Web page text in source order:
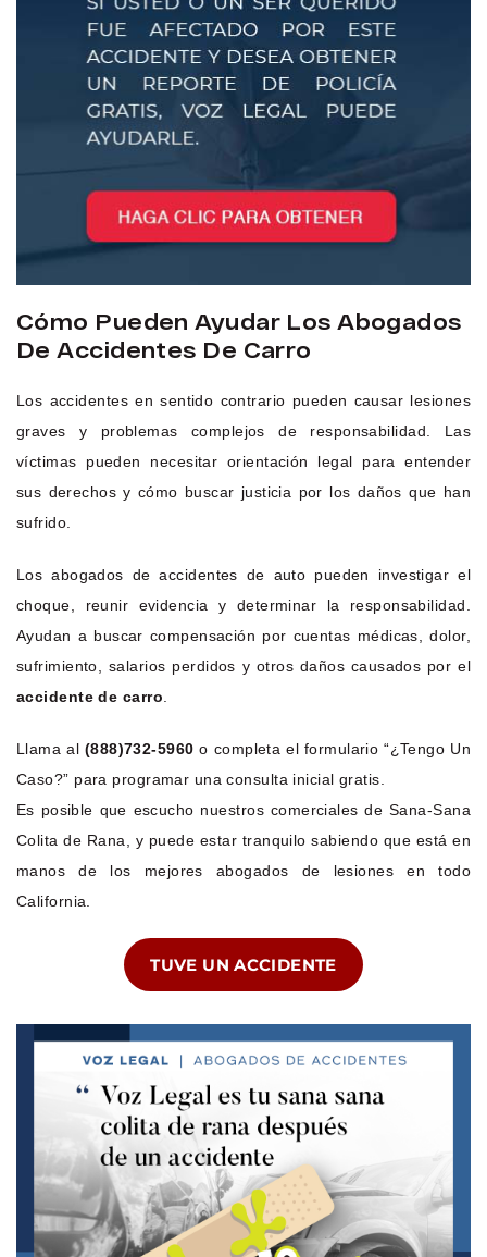
Cómo Pueden Ayudar Los Abogados
De Accidentes De Carro
Los accidentes en sentido contrario pueden causar lesiones
graves y problemas complejos de responsabilidad. Las
víctimas pueden necesitar orientación legal para entender
sus derechos y cómo buscar justicia por los daños que han
sufrido.
Los abogados de accidentes de auto pueden investigar el
choque, reunir evidencia y determinar la responsabilidad.
Ayudan a buscar compensación por cuentas médicas, dolor,
sufrimiento, salarios perdidos y otros daños causados por el
accidente de carro
Llama al (888)732-5960 o completa el formulario “¿Tengo Un
Caso?” para programar una consulta inicial gratis.
Es posible que escucho nuestros comerciales de Sana-Sana
Colita de Rana, y puede estar tranquilo sabiendo que está en
manos de los mejores abogados de lesiones en todo
California.
TUVE UN ACCIDENTE